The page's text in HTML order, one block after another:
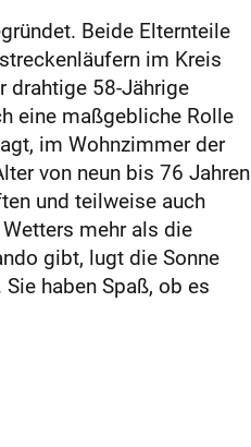
Beide Elternteile
im Kreis
drahtige 58-Jährige
eine maßgebliche Rolle
im Wohnzimmer der
von neun bis 76 Jahren
und teilweise auch
mehr als die
gibt, lugt die Sonne
haben Spaß, ob es